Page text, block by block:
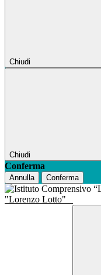
Chiudi
Chiudi
Conferma
Annulla Conferma
"Lorenzo Lotto"